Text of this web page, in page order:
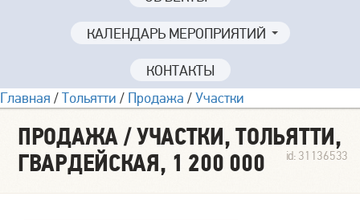
КАЛЕНДАРЬ МЕРОПРИЯТИЙ
КОНТАКТЫ
Главная /Тольятти / Продажа /Участки
ПРОДАЖА / УЧАСТКИ, ТОЛЬЯТТИ,
ГВАРДЕЙСКАЯ, 1 200 000
id: 31136533